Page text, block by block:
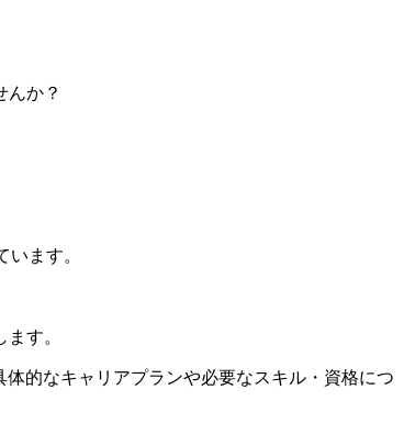
んか？
います。
す。
的なキャリアプランや必要なスキル・資格につ